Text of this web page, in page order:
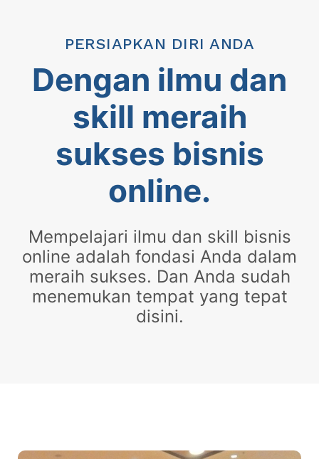
PERSIAPKAN DIRI ANDA
Dengan ilmu dan
skill meraih
sukses bisnis
online.
Mempelajari ilmu dan skill bisnis
online adalah fondasi Anda dalam
meraih sukses. Dan Anda sudah
menemukan tempat yang tepat
disini.